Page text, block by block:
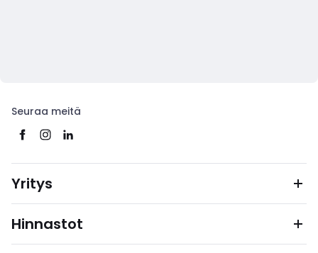
Seuraa meitä
Yritys
Hinnastot